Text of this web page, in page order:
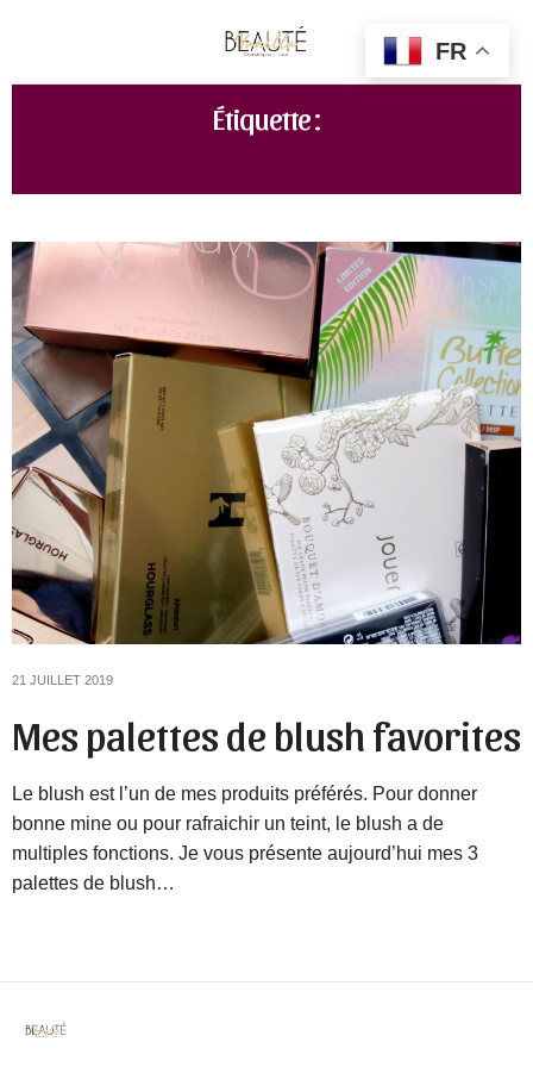
Étiquette :
21 JUILLET 2019
Mes palettes de blush favorites
Le blush est l’un de mes produits préférés. Pour donner
bonne mine ou pour rafraichir un teint, le blush a de
multiples fonctions. Je vous présente aujourd’hui mes 3
palettes de blush…
FR